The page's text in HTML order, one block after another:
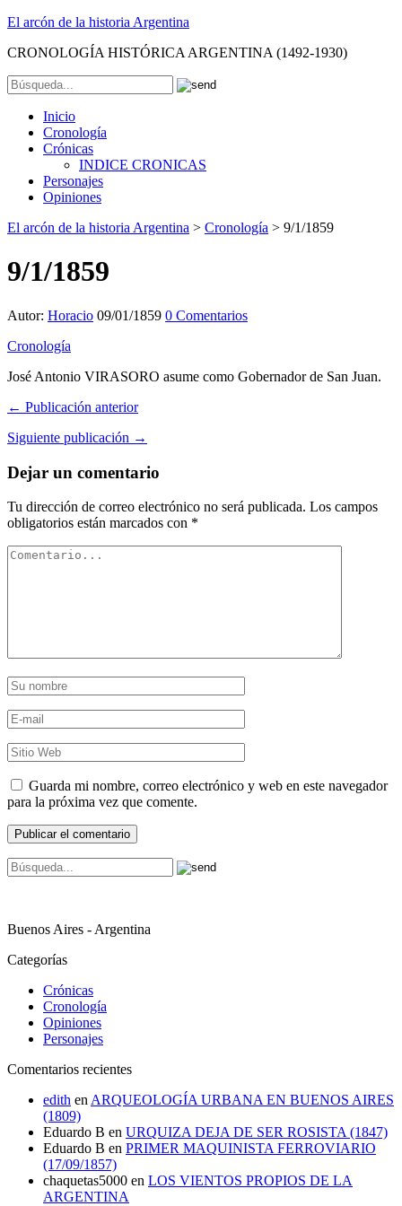
El arcón de la historia Argentina
CRONOLOGÍA HISTÓRICA ARGENTINA (1492-1930)
Inicio
Cronología
Crónicas
INDICE CRONICAS
Personajes
Opiniones
El arcón de la historia Argentina > Cronología > 9/1/1859
9/1/1859
Autor: Horacio 09/01/1859 0 Comentarios
Cronología
José Antonio VIRASORO asume como Gobernador de San Juan.
← Publicación anterior
Siguiente publicación →
Dejar un comentario
Tu dirección de correo electrónico no será publicada. Los campos
obligatorios están marcados con *
Guarda mi nombre, correo electrónico y web en este navegador
para la próxima vez que comente.
Buenos Aires - Argentina
Categorías
Crónicas
Cronología
Opiniones
Personajes
Comentarios recientes
edith en ARQUEOLOGÍA URBANA EN BUENOS AIRES
(1809)
Eduardo B en URQUIZA DEJA DE SER ROSISTA (1847)
Eduardo B en PRIMER MAQUINISTA FERROVIARIO
(17/09/1857)
chaquetas5000 en LOS VIENTOS PROPIOS DE LA
ARGENTINA